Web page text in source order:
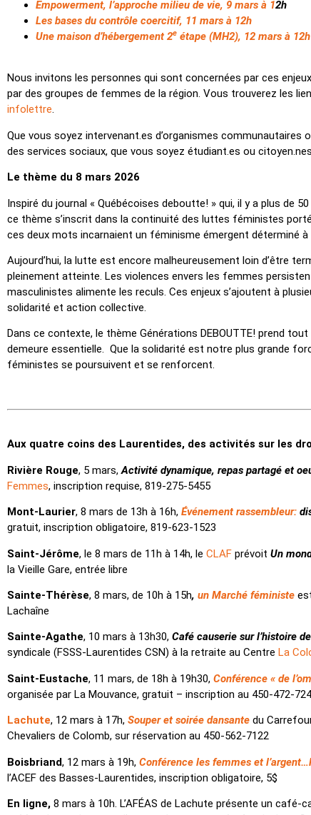
Empowerment, l’approche milieu de vie, 9 mars à 12h
Les bases du contrôle coercitif, 11 mars à 12h
Une maison d’hébergement 2e étape (MH2), 12 mars à 12h
Nous invitons les personnes qui sont concernées par ces
par des groupes de femmes de la région. Vous trouverez les
infolettre.
Que vous soyez intervenant.es d’organismes communautaires
des services sociaux, que vous soyez étudiant.es ou
Le thème du 8 mars 2026
Inspiré du journal « Québécoises deboutte! » qui, il y a plus de
ce thème s’inscrit dans la continuité des luttes féministes
ces deux mots incarnaient un féminisme émergent déterminé
Aujourd’hui, la lutte est encore malheureusement loin d’être
pleinement atteinte. Les violences envers les femmes
masculinistes alimente les reculs. Ces enjeux s’ajoutent à
solidarité et action collective.
Dans ce contexte, le thème Générations DEBOUTTE! prend
demeure essentielle. Que la solidarité est notre plus grande
féministes se poursuivent et se renforcent.
Aux quatre coins des Laurentides, des activités sur les
Rivière Rouge, 5 mars,Activité dynamique, repas partagé et
Femmes, inscription requise, 819-275-5455
Mont-Laurier, 8 mars de 13h à 16h, Événement rassembleur:
gratuit, inscription obligatoire, 819-623-1523
Saint-Jérôme, le 8 mars de 11h à 14h, le CLAF prévoit Un
la Vieille Gare, entrée libre
Sainte-Thérèse, 8 mars, de 10h à 15h, un Marché féministe
Lachaîne
Sainte-Agathe, 10 mars à 13h30, Café causerie sur l’histoire
syndicale (FSSS-Laurentides CSN) à la retraite au Centre La
Saint-Eustache, 11 mars, de 18h à 19h30, Conférence « de
organisée par La Mouvance, gratuit – inscription au 450-472-
Lachute, 12 mars à 17h, Souper et soirée dansante du
Chevaliers de Colomb, sur réservation au 450-562-7122
Boisbriand, 12 mars à 19h, Conférence les femmes et
l’ACEF des Basses-Laurentides, inscription obligatoire, 5$
En ligne, 8 mars à 10h. L’AFÉAS de Lachute présente un café-